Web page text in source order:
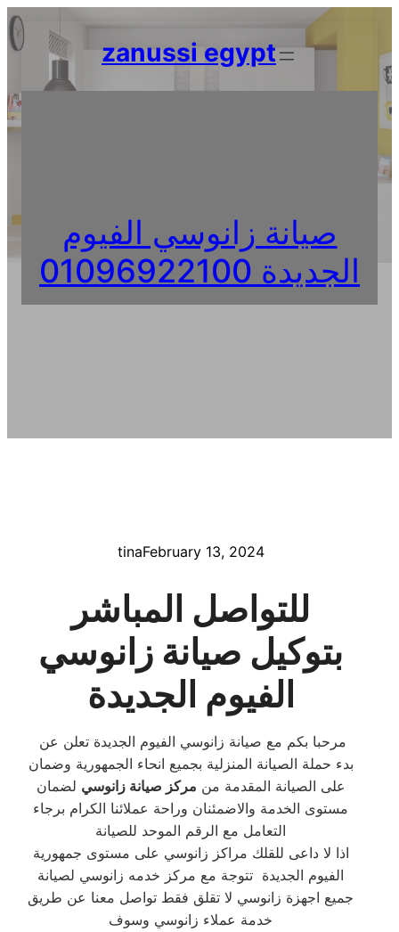
Skip
to
content
zanussi egypt
صيانة زانوسي الفيوم
الجديدة 01096922100
tinaFebruary 13, 2024
للتواصل المباشر
بتوكيل صيانة زانوسي
الفيوم الجديدة
بدء حملة الصيانة المنزلية بجميع انحاء الجمهورية وضمان
على الصيانة المقدمة من مركز صيانة زانوسي لضمان
مستوى الخدمة والاضمئنان وراحة عملائنا الكرام برجاء
التعامل مع الرقم الموحد للصيانة
اذا لا داعى للقلك مراكز زانوسي على مستوى جمهورية
الفيوم الجديدة تتوجة مع مركز خدمه زانوسي لصيانة
جميع اجهزة زانوسي لا تقلق فقط تواصل معنا عن طريق
خدمة عملاء زانوسي وسوف